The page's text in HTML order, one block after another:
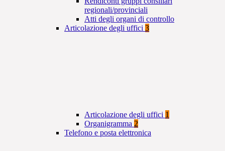
regionali/provinciali
Atti degli organi di controllo
Articolazione degli uffici 3
Articolazione degli uffici 1
Organigramma 2
Telefono e posta elettronica